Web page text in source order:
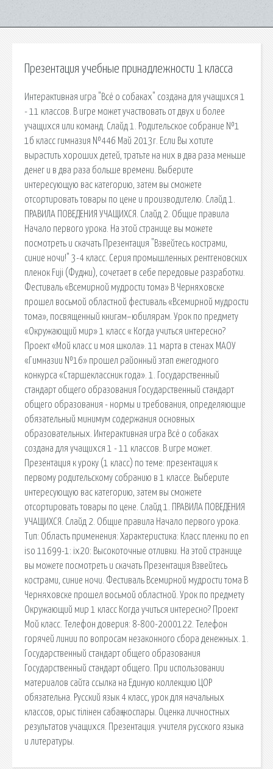
Презентация учебные принадлежности 1 класса
Интерактивная игра "Всё о собаках" создана для учащихся 1
- 11 классов. В игре может участвовать от двух и более
учащихся или команд. Слайд 1. Родительское собрание №1
1б класс гимназия №446 Май 2013г. Если Вы хотите
вырастить хороших детей, тратьте на них в два раза меньше
денег и в два раза больше времени. Выберите
интересующую вас категорию, затем вы сможете
отсортировать товары по цене и производителю. Слайд 1.
ПРАВИЛА ПОВЕДЕНИЯ УЧАЩИХСЯ. Слайд 2. Общие правила
Начало первого урока. На этой странице вы можете
посмотреть и скачать Презентация "Взвейтесь кострами,
синие ночи!" 3-4 класс. Серия промышленных рентгеновских
пленок Fuji (Фуджи), сочетает в себе передовые разработки.
Фестиваль «Всемирной мудрости тома» В Черняховске
прошел восьмой областной фестиваль «Всемирной мудрости
тома», посвященный книгам–юбилярам. Урок по предмету
«Окружающий мир» 1 класс « Когда учиться интересно?
Проект «Мой класс и моя школа». 11 марта в стенах МАОУ
«Гимназии №16» прошел районный этап ежегодного
конкурса «Старшеклассник года». 1. Государственный
стандарт общего образования Государственный стандарт
общего образования - нормы и требования, определяющие
обязательный минимум содержания основных
образовательных. Интерактивная игра Всё о собаках
создана для учащихся 1 - 11 классов. В игре может.
Презентация к уроку (1 класс) по теме: презентация к
первому родительскому собранию в 1 классе. Выберите
интересующую вас категорию, затем вы сможете
отсортировать товары по цене. Слайд 1. ПРАВИЛА ПОВЕДЕНИЯ
УЧАЩИХСЯ. Слайд 2. Общие правила Начало первого урока.
Тип: Область применения: Характеристика: Класс пленки по en
iso 11699-1: ix20: Высокоточные отливки. На этой странице
вы можете посмотреть и скачать Презентация Взвейтесь
кострами, синие ночи. Фестиваль Всемирной мудрости тома В
Черняховске прошел восьмой областной. Урок по предмету
Окружающий мир 1 класс Когда учиться интересно? Проект
Мой класс. Телефон доверия: 8-800-2000122. Телефон
горячей линии по вопросам незаконного сбора денежных. 1.
Государственный стандарт общего образования
Государственный стандарт общего. При использовании
материалов сайта ссылка на Единую коллекцию ЦОР
обязательна. Русский язык 4 класс, урок для начальных
классов, орыс тілінен сабақ жоспары. Оценка личностных
результатов учащихся. Презентация. учителя русского языка
и литературы.